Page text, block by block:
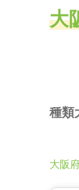
大
種類
大阪